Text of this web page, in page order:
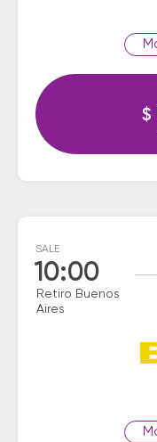
$
SALE
10:00
Retiro Buenos
Aires